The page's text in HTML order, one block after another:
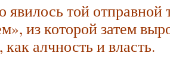
той отправной
из которой затем
алчность и власть.